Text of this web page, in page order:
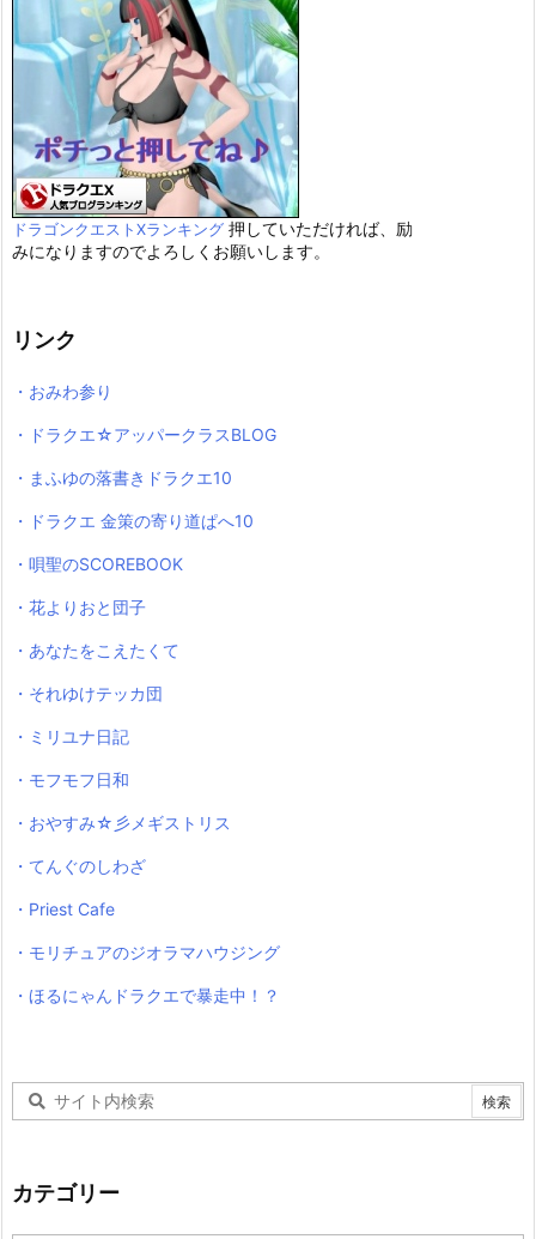
ドラゴンクエストXランキング 押していただければ、励
みになりますのでよろしくお願いします。
リンク
・おみわ参り
・ドラクエ☆アッパークラスBLOG
・まふゆの落書きドラクエ10
・ドラクエ 金策の寄り道ぱへ10
・唄聖のSCOREBOOK
・花よりおと団子
・あなたをこえたくて
・それゆけテッカ団
・ミリユナ日記
・モフモフ日和
・おやすみ☆彡メギストリス
・てんぐのしわざ
・Priest Cafe
・モリチュアのジオラマハウジング
・ほるにゃんドラクエで暴走中！？
カテゴリー